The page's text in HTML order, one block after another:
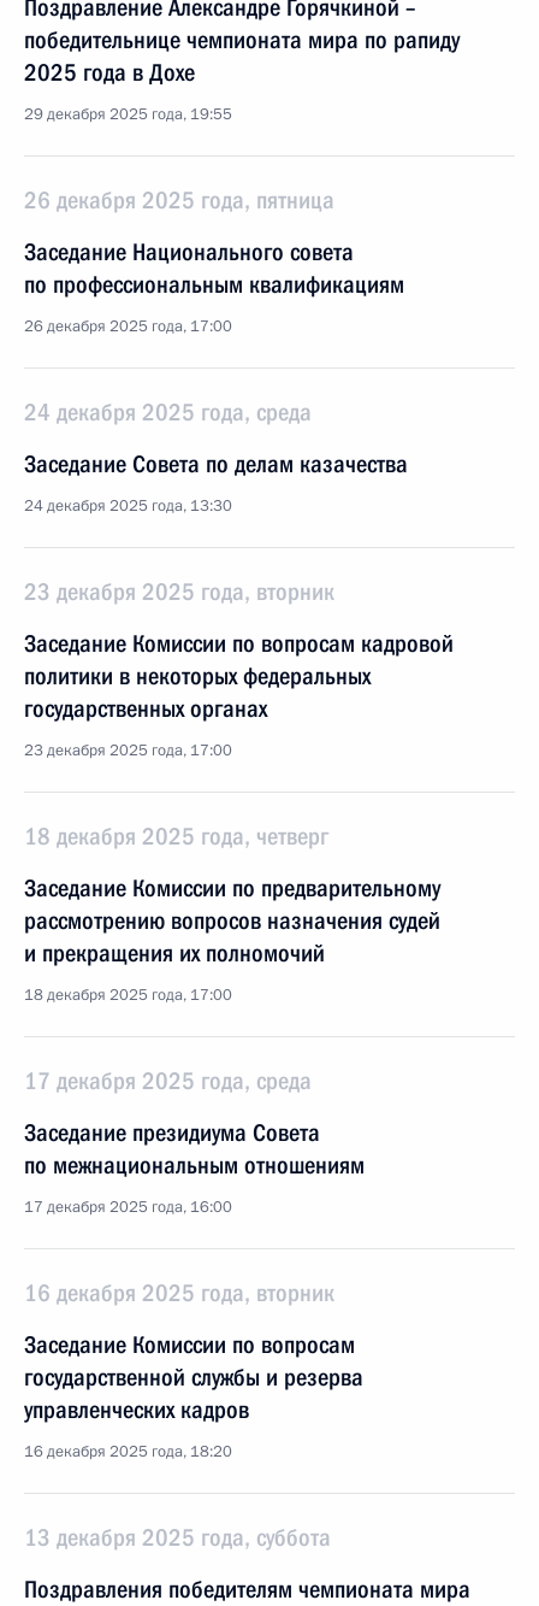
Поздравление Александре Горячкиной –
победительнице чемпионата мира по рапиду
2025 года в Дохе
29 декабря 2025 года, 19:55
26 декабря 2025 года, пятница
Заседание Национального совета
по профессиональным квалификациям
26 декабря 2025 года, 17:00
24 декабря 2025 года, среда
Заседание Совета по делам казачества
24 декабря 2025 года, 13:30
23 декабря 2025 года, вторник
Заседание Комиссии по вопросам кадровой
политики в некоторых федеральных
государственных органах
23 декабря 2025 года, 17:00
18 декабря 2025 года, четверг
Заседание Комиссии по предварительному
рассмотрению вопросов назначения судей
и прекращения их полномочий
18 декабря 2025 года, 17:00
17 декабря 2025 года, среда
Заседание президиума Совета
по межнациональным отношениям
17 декабря 2025 года, 16:00
16 декабря 2025 года, вторник
Заседание Комиссии по вопросам
государственной службы и резерва
управленческих кадров
16 декабря 2025 года, 18:20
13 декабря 2025 года, суббота
Поздравления победителям чемпионата мира